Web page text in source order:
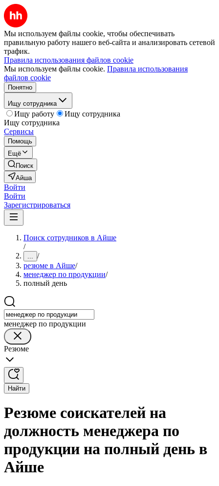
Мы используем файлы cookie, чтобы обеспечивать
правильную работу нашего веб-сайта и анализировать сетевой
трафик.
Правила использования файлов cookie
Мы используем файлы cookie. Правила использования
файлов cookie
Понятно
Ищу сотрудника
Ищу работу
Ищу сотрудника
Ищу сотрудника
Сервисы
Помощь
Ещё
Поиск
Айша
Войти
Войти
Зарегистрироваться
Поиск сотрудников в Айше
/
... /
резюме в Айше/
менеджер по продукции/
полный день
менеджер по продукции
Резюме
Найти
Резюме соискателей на
должность менеджера по
продукции на полный день в
Айше